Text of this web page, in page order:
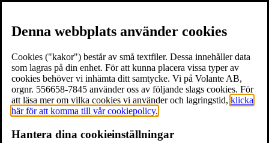
≡ Meny
Böcker
Denna webbplats använder cookies
Cookies ("kakor") består av små textfiler. Dessa innehåller data
som lagras på din enhet. För att kunna placera vissa typer av
cookies behöver vi inhämta ditt samtycke. Vi på Volante AB,
orgnr. 556658-7845 använder oss av följande slags cookies. För
att läsa mer om vilka cookies vi använder och lagringstid, klicka
här för att komma till vår cookiepolicy.
Hantera dina cookieinställningar